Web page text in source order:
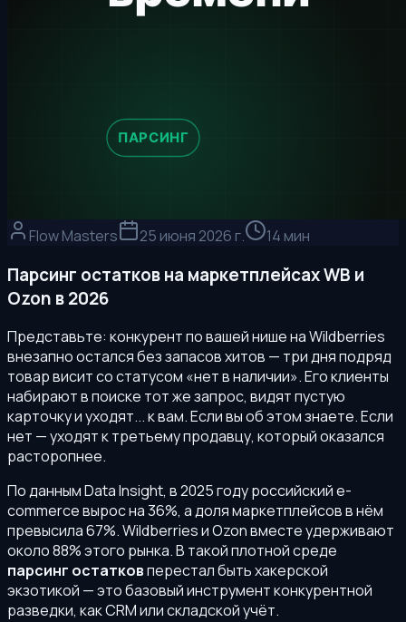
Flow Masters 25 июня 2026 г. 14 мин
Парсинг остатков на маркетплейсах WB и
Ozon в 2026
Представьте: конкурент по вашей нише на Wildberries
внезапно остался без запасов хитов — три дня подряд
товар висит со статусом «нет в наличии». Его клиенты
набирают в поиске тот же запрос, видят пустую
карточку и уходят... к вам. Если вы об этом знаете. Если
нет — уходят к третьему продавцу, который оказался
расторопнее.
По данным Data Insight, в 2025 году российский e-
commerce вырос на 36%, а доля маркетплейсов в нём
превысила 67%. Wildberries и Ozon вместе удерживают
около 88% этого рынка. В такой плотной среде
парсинг остатковперестал быть хакерской
экзотикой — это базовый инструмент конкурентной
разведки, как CRM или складской учёт.